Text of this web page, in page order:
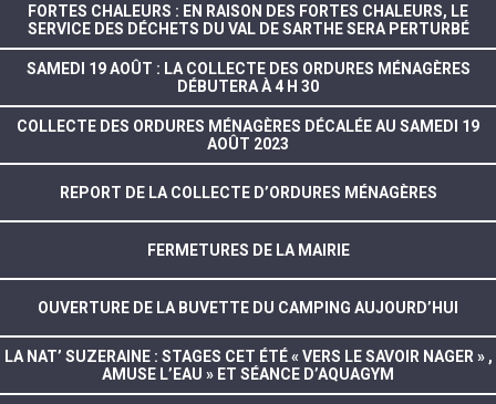
FORTES CHALEURS : EN RAISON DES FORTES CHALEURS, LE
SERVICE DES DÉCHETS DU VAL DE SARTHE SERA PERTURBÉ
SAMEDI 19 AOÛT : LA COLLECTE DES ORDURES MÉNAGÈRES
DÉBUTERA À 4 H 30
COLLECTE DES ORDURES MÉNAGÈRES DÉCALÉE AU SAMEDI 19
AOÛT 2023
REPORT DE LA COLLECTE D’ORDURES MÉNAGÈRES
FERMETURES DE LA MAIRIE
OUVERTURE DE LA BUVETTE DU CAMPING AUJOURD’HUI
LA NAT’ SUZERAINE : STAGES CET ÉTÉ « VERS LE SAVOIR NAGER » ,
AMUSE L’EAU » ET SÉANCE D’AQUAGYM